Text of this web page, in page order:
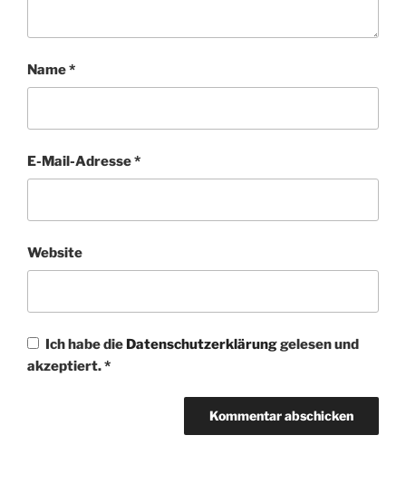
Name*
E-Mail-Adresse*
Website
Ich habe die Datenschutzerklärunggelesen und
akzeptiert.*